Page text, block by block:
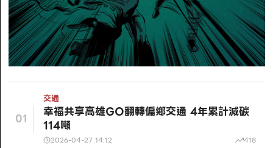
01
交通
幸福共享高雄GO翻轉偏鄉交通 4年累計減碳
114噸
2026-04-27 14:12 418